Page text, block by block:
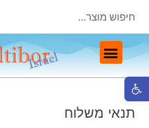
פתח סרגל נגישות
תנאי משלוח